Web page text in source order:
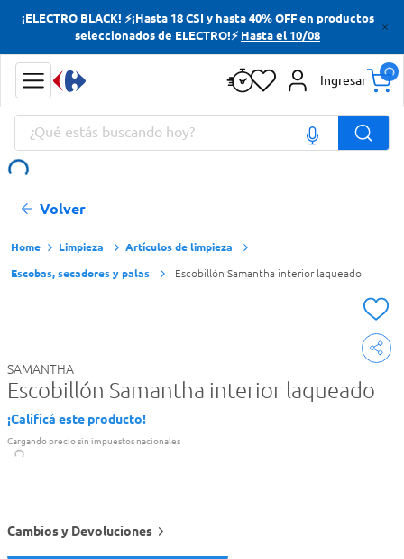
¡ELECTRO BLACK! ⚡¡Hasta 18 CSI y hasta 40% OFF en productos
seleccionados de ELECTRO!⚡ Hasta el 10/08
Ingresar
¿Qué estás buscando hoy?
Volver
Limpieza
Artículos de limpieza
Escobas, secadores y palas
Escobillón Samantha interior laqueado
SAMANTHA
Escobillón Samantha interior laqueado
¡Calificá este producto!
Cargando precio sin impuestos nacionales
Cambios y Devoluciones
Términos más buscados
Yerba
Cerveza
Doves
Términos más buscados
Yerba
Cerveza
Doves
Papas Fritas